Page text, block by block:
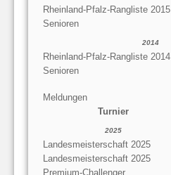
Rheinland-Pfalz-Rangliste 2015
Senioren
2014
Rheinland-Pfalz-Rangliste 2014
Senioren
Meldungen
Turnier
2025
Landesmeisterschaft 2025
Landesmeisterschaft 2025
Premium-Challenger